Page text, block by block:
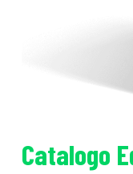
Catalogo